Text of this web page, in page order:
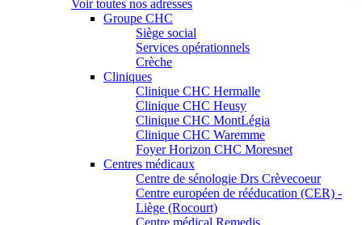
Voir toutes nos adresses
Groupe CHC
Siège social
Services opérationnels
Crèche
Cliniques
Clinique CHC Hermalle
Clinique CHC Heusy
Clinique CHC MontLégia
Clinique CHC Waremme
Foyer Horizon CHC Moresnet
Centres médicaux
Centre de sénologie Drs Crèvecoeur
Centre européen de rééducation (CER) -
Liège (Rocourt)
Centre médical Remedis